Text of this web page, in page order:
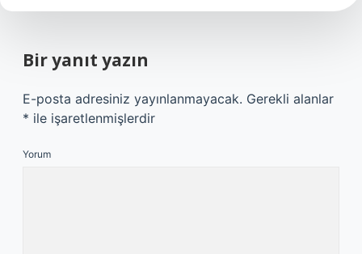
Bir yanıt yazın
E-posta adresiniz yayınlanmayacak. Gerekli alanlar
* ile işaretlenmişlerdir
Yorum